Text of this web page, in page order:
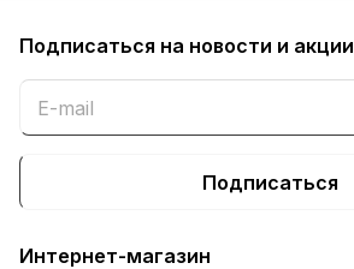
Подписаться на новости и акции
Подписаться
Интернет-магазин